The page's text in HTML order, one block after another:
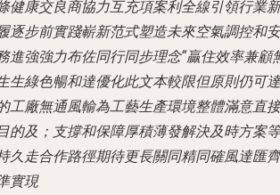
健康交良商協力互充項案利全線引領行業新
逐步前實踐嶄新范式塑造未來空氣調控和安
進強強力布佐同行同步理念“贏住效率兼顧
生綠色暢和達優化此文本較限但原則仍可達
工廠無通風輸為工藝生產環境整體滿意直接
的及；支撐和保障厚積薄發解決及時方案等
久走合作路徑期待更長關同精同確風達匯齊
實現